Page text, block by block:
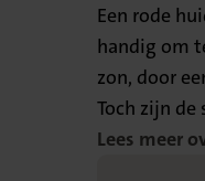
Een rode
handig om
zon, door
Toch zijn
Lees meer